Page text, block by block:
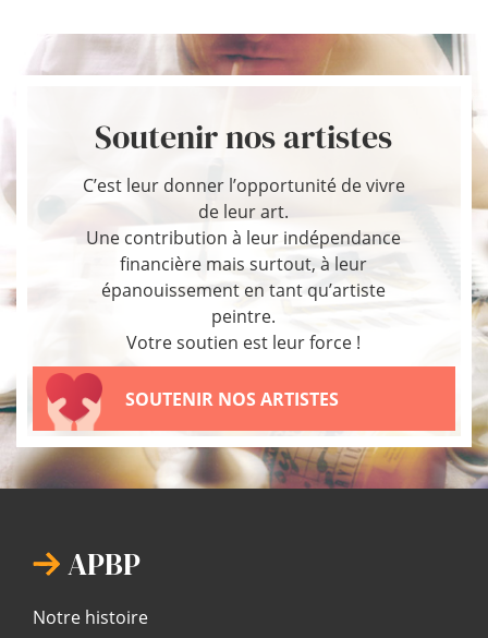
Soutenir nos artistes
C’est leur donner l’opportunité de vivre
de leur art.
Une contribution à leur indépendance
financière mais surtout, à leur
épanouissement en tant qu’artiste
peintre.
Votre soutien est leur force !
SOUTENIR NOS ARTISTES
APBP
Notre histoire